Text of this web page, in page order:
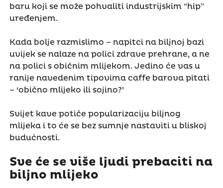
baru koji se može pohvaliti industrijskim “hip”
uređenjem.
Kada bolje razmislimo – napitci na biljnoj bazi
uvijek se nalaze na polici zdrave prehrane, a ne
na polici s običnim mlijekom. Jedino će vas u
ranije navedenim tipovima caffe barova pitati
– ‘obično mlijeko ili sojino?’
Svijet kave potiče popularizaciju biljnog
mlijeka i to će se bez sumnje nastaviti u bliskoj
budućnosti.
Sve će se više ljudi prebaciti na
biljno mlijeko